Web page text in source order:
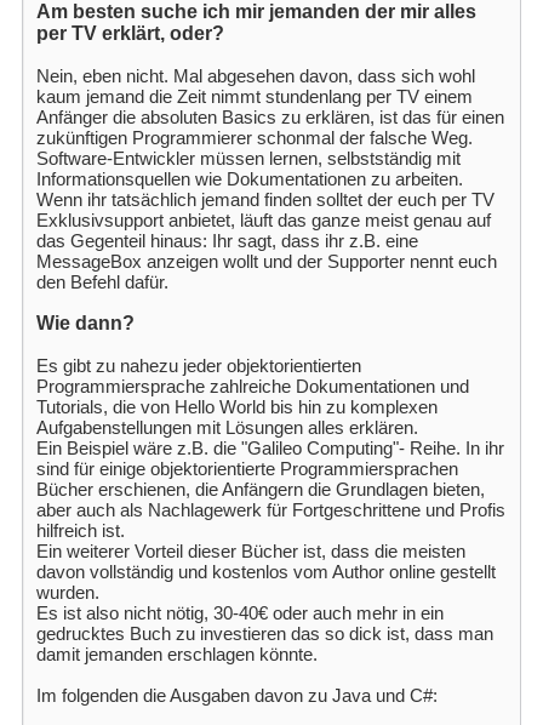
Am besten suche ich mir jemanden der mir alles
per TV erklärt, oder?
Nein, eben nicht. Mal abgesehen davon, dass sich wohl
kaum jemand die Zeit nimmt stundenlang per TV einem
Anfänger die absoluten Basics zu erklären, ist das für einen
zukünftigen Programmierer schonmal der falsche Weg.
Software-Entwickler müssen lernen, selbstständig mit
Informationsquellen wie Dokumentationen zu arbeiten.
Wenn ihr tatsächlich jemand finden solltet der euch per TV
Exklusivsupport anbietet, läuft das ganze meist genau auf
das Gegenteil hinaus: Ihr sagt, dass ihr z.B. eine
MessageBox anzeigen wollt und der Supporter nennt euch
den Befehl dafür.
Wie dann?
Es gibt zu nahezu jeder objektorientierten
Programmiersprache zahlreiche Dokumentationen und
Tutorials, die von Hello World bis hin zu komplexen
Aufgabenstellungen mit Lösungen alles erklären.
Ein Beispiel wäre z.B. die "Galileo Computing"- Reihe. In ihr
sind für einige objektorientierte Programmiersprachen
Bücher erschienen, die Anfängern die Grundlagen bieten,
aber auch als Nachlagewerk für Fortgeschrittene und Profis
hilfreich ist.
Ein weiterer Vorteil dieser Bücher ist, dass die meisten
davon vollständig und kostenlos vom Author online gestellt
wurden.
Es ist also nicht nötig, 30-40€ oder auch mehr in ein
gedrucktes Buch zu investieren das so dick ist, dass man
damit jemanden erschlagen könnte.
Im folgenden die Ausgaben davon zu Java und C#: